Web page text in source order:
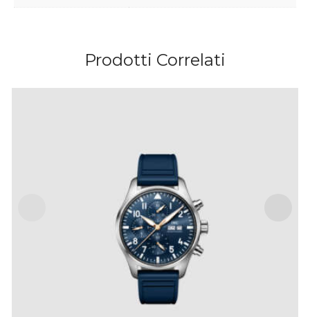
Prodotti Correlati
PILOT’S WATCH CHRONOGRAPH LE PETIT
PRINCE
7,900.00 IVA Inclusa